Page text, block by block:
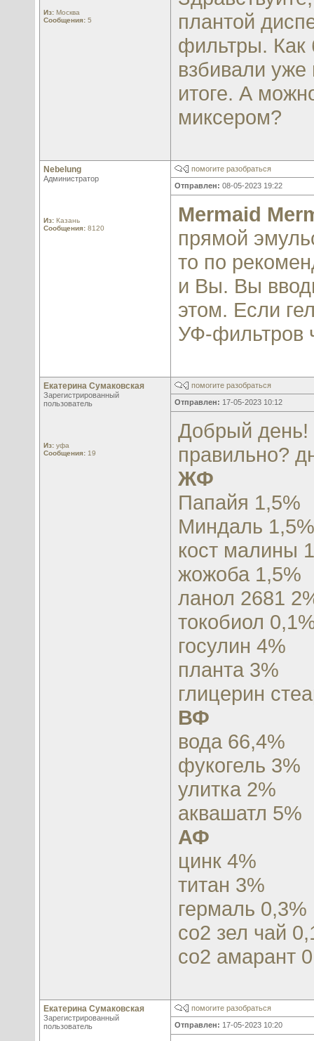
Из: Москва
Сообщения: 5
плантой
фильтры.
взбивали уже
итоге. А
миксером?
Nebelung
Администратор
Из: Казань
Сообщения: 8120
помогите разобраться
Отправлен: 08-05-2023 19:22
Mermaid
прямой
то по
и Вы. Вы
этом. Если
УФ-фильтров
Екатерина Сумаковская
Зарегистрированный
пользователь
Из: уфа
Сообщения: 19
помогите разобраться
Отправлен: 17-05-2023 10:12
Добрый день!
правильно?
ЖФ
Папайя 1,5%
Миндаль 1,5%
кост малины
жожоба 1,5%
ланол 2681
токобиол
госулин 4%
планта 3%
глицерин
ВФ
вода 66,4%
фукогель 3%
улитка 2%
аквашатл 5%
АФ
цинк 4%
титан 3%
гермаль 0,3%
со2 зел чай
со2 амарант
Екатерина Сумаковская
Зарегистрированный
пользователь
помогите разобраться
Отправлен: 17-05-2023 10:20